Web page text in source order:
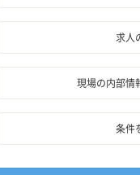
求人
現場の内部情
条件